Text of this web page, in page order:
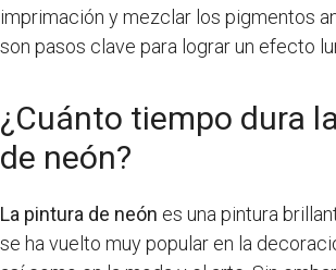
imprimación y mezclar los pigmentos
son pasos clave para lograr un efecto
¿Cuánto tiempo dura
de neón?
La pintura de neón es una pintura
se ha vuelto muy popular en la